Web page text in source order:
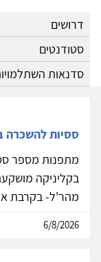
ססיות להשכרה
מתפנות מספר
בקליניקה
מהר'ל- בקרבת
6/8/2026